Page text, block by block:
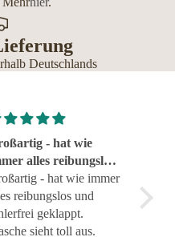
Deutschlands
- hat wie
alles reibungslos
fehlerfrei geklappt
- hat wie immer
reibungslos und
geklappt.
sieht toll aus.